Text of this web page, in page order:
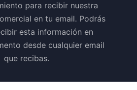
para recibir nuestra
en tu email. Podrás
esta información en
desde cualquier email
que recibas.